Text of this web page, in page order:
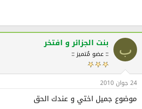
ب بنت الجزائر و افتخر
:: عضو مُتميز ::
24 جوان 2010
موضوع جميل اختي و عندك الحق